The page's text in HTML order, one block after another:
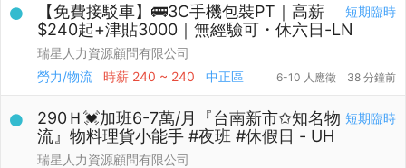
短期臨時
【免費接駁車】🚌3C手機包裝PT｜高薪
$240起+津貼3000｜無經驗可・休六日-LN
瑞星人力資源顧問有限公司
勞力/物流
時薪 240 ~ 240 中正區 6-10 人應徵 38 分鐘前
短期臨時
290Ｈ💓加班6-7萬/月『台南新市✩知名物
流』物料理貨小能手 #夜班 #休假日 - UH
瑞星人力資源顧問有限公司